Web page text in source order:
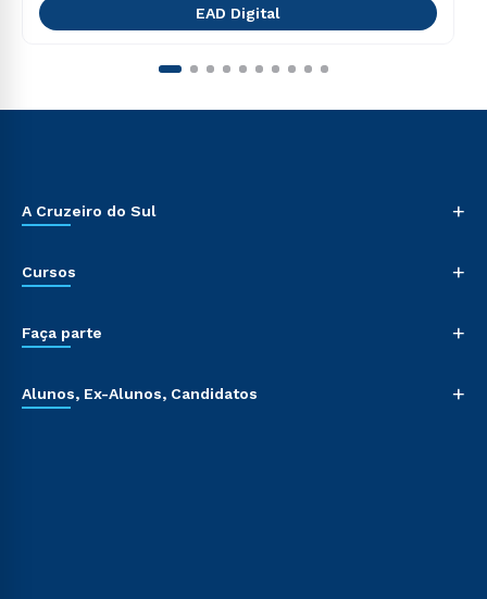
EAD Digital
A Cruzeiro do Sul +
Cursos +
Faça parte +
Alunos, Ex-Alunos, Candidatos +